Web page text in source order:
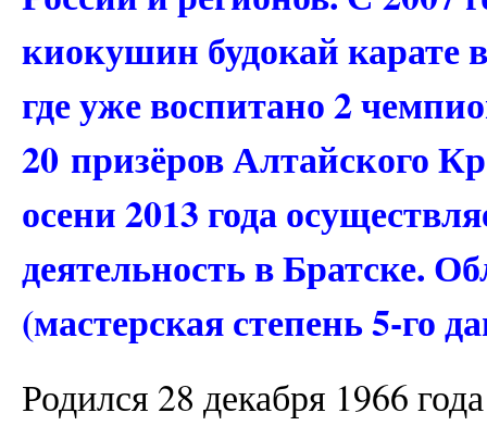
киокушин будокай карате
где уже воспитано 2
20 призёров Алтайского
осени 2013 года
деятельность в Братске.
(мастерская степень 5-го
Родился 28 декабря 1966